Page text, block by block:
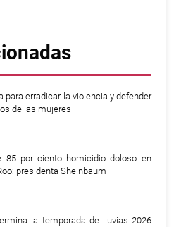
para erradicar la violencia y defender
de las mujeres
85 por ciento homicidio doloso en
presidenta Sheinbaum
la temporada de lluvias 2026